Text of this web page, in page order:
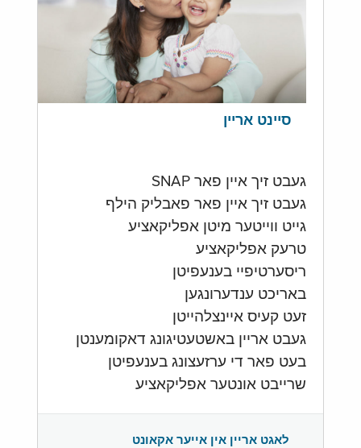
סיינט אריין
געבט זיך איין פאר SNAP
געבט זיך איין פאר פאבליק הילף
גייט ווייטער מיטן אפליקאציע
טרעק אפליקאציע
ריסערטיפיי בענעפיטן
באריכט ענדערונגען
זעט קעיס איינצלהייטן
געבט אריין באשטעטיגונג דאקומענטן
בעט פאר די ערזעצונג בענעפיטן
שרייבט אונטער אפליקאציע
לאגט אריין אין אייער אקאונט